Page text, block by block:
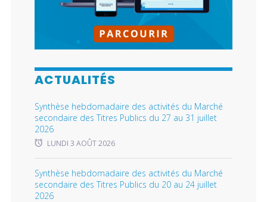
ACTUALITÉS
Synthèse hebdomadaire des activités du Marché
secondaire des Titres Publics du 27 au 31 juillet
2026
LUNDI 3 AOÛT 2026
Synthèse hebdomadaire des activités du Marché
secondaire des Titres Publics du 20 au 24 juillet
2026